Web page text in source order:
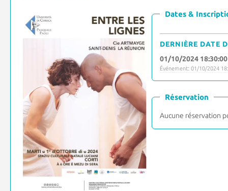
Dates &
DERNIÈRE DATE
01/10/2024 18:30:00
Événement: 01/10/2024
Réservation
Aucune réservation